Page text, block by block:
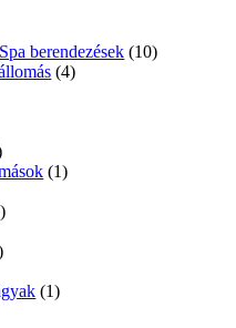
berendezések (10)
(4)
(1)
(1)